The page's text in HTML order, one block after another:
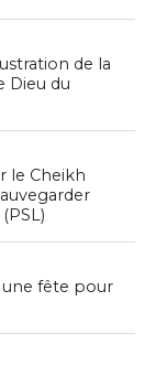
de la
Dieu du
le Cheikh
une fête pour